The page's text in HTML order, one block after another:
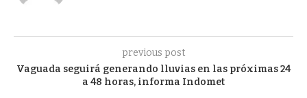
previous post
Vaguada seguirá generando lluvias en las próximas 24
a 48 horas, informa Indomet